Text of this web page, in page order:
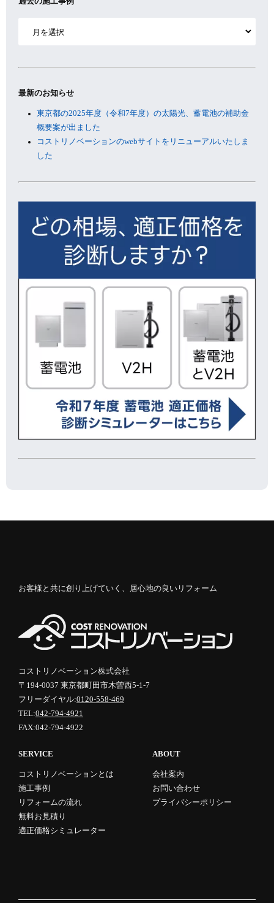
最新のお知らせ
東京都の2025年度（令和7年度）の太陽光、蓄電池の補助金
概要案が出ました
コストリノベーションのwebサイトをリニューアルいたしま
した
お客様と共に創り上げていく、居心地の良いリフォーム
コストリノベーション株式会社
〒194-0037 東京都町田市木曽西5-1-7
フリーダイヤル:0120-558-469
TEL:042-794-4921
FAX:042-794-4922
SERVICE
コストリノベーションとは
施工事例
リフォームの流れ
無料お見積り
適正価格シミュレーター
ABOUT
会社案内
お問い合わせ
プライバシーポリシー